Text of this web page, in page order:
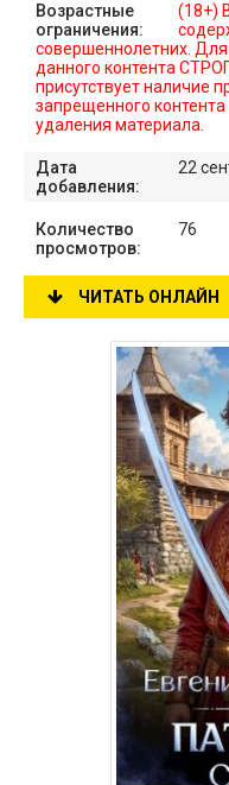
Возрастные
ограничения:
(18+)
совершеннолетних.
данного контента
присутствует наличие
запрещенного
удаления материала.
Дата
добавления:
22
Количество
просмотров:
76
ЧИТАТЬ ОНЛАЙН